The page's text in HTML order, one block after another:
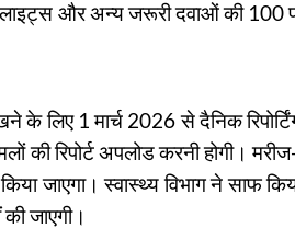
और अन्य जरूरी दवाओं की 100
के लिए 1 मार्च 2026 से दैनिक
की रिपोर्ट अपलोड करनी होगी।
जाएगा। स्वास्थ्य विभाग ने साफ
की जाएगी।